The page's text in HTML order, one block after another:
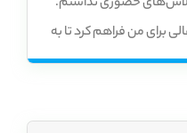
من فراهم کرد تا به
مورد علاقه‌ام را یاد
کرده است. من عاشق